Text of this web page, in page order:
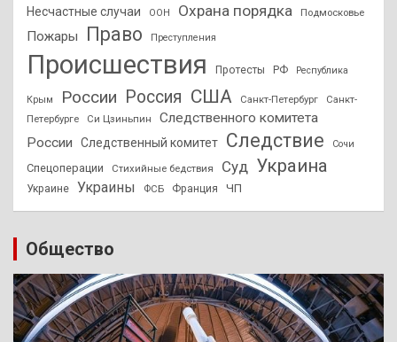
Несчастные случаи ООН Охрана порядка Подмосковье
Пожары Право Преступления
Происшествия Протесты РФ Республика
Крым России Россия США Санкт-Петербург
Санкт-
Петербурге
Си Цзиньпин
Следственного комитета
России
Следственный комитет Следствие Сочи
Спецоперации Стихийные бедствия Суд Украина
Украине Украины ФСБ Франция ЧП
Общество